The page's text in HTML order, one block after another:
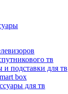
для мини-атс
телефоны
dect
тв
подставки для тв
box
для тв